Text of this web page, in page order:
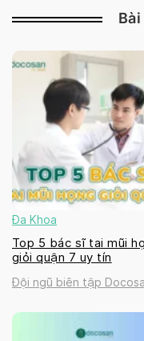
Đa Khoa
Top 5 bác sĩ tai mũi
giỏi quận 7 uy tín
Đội ngũ biên tập